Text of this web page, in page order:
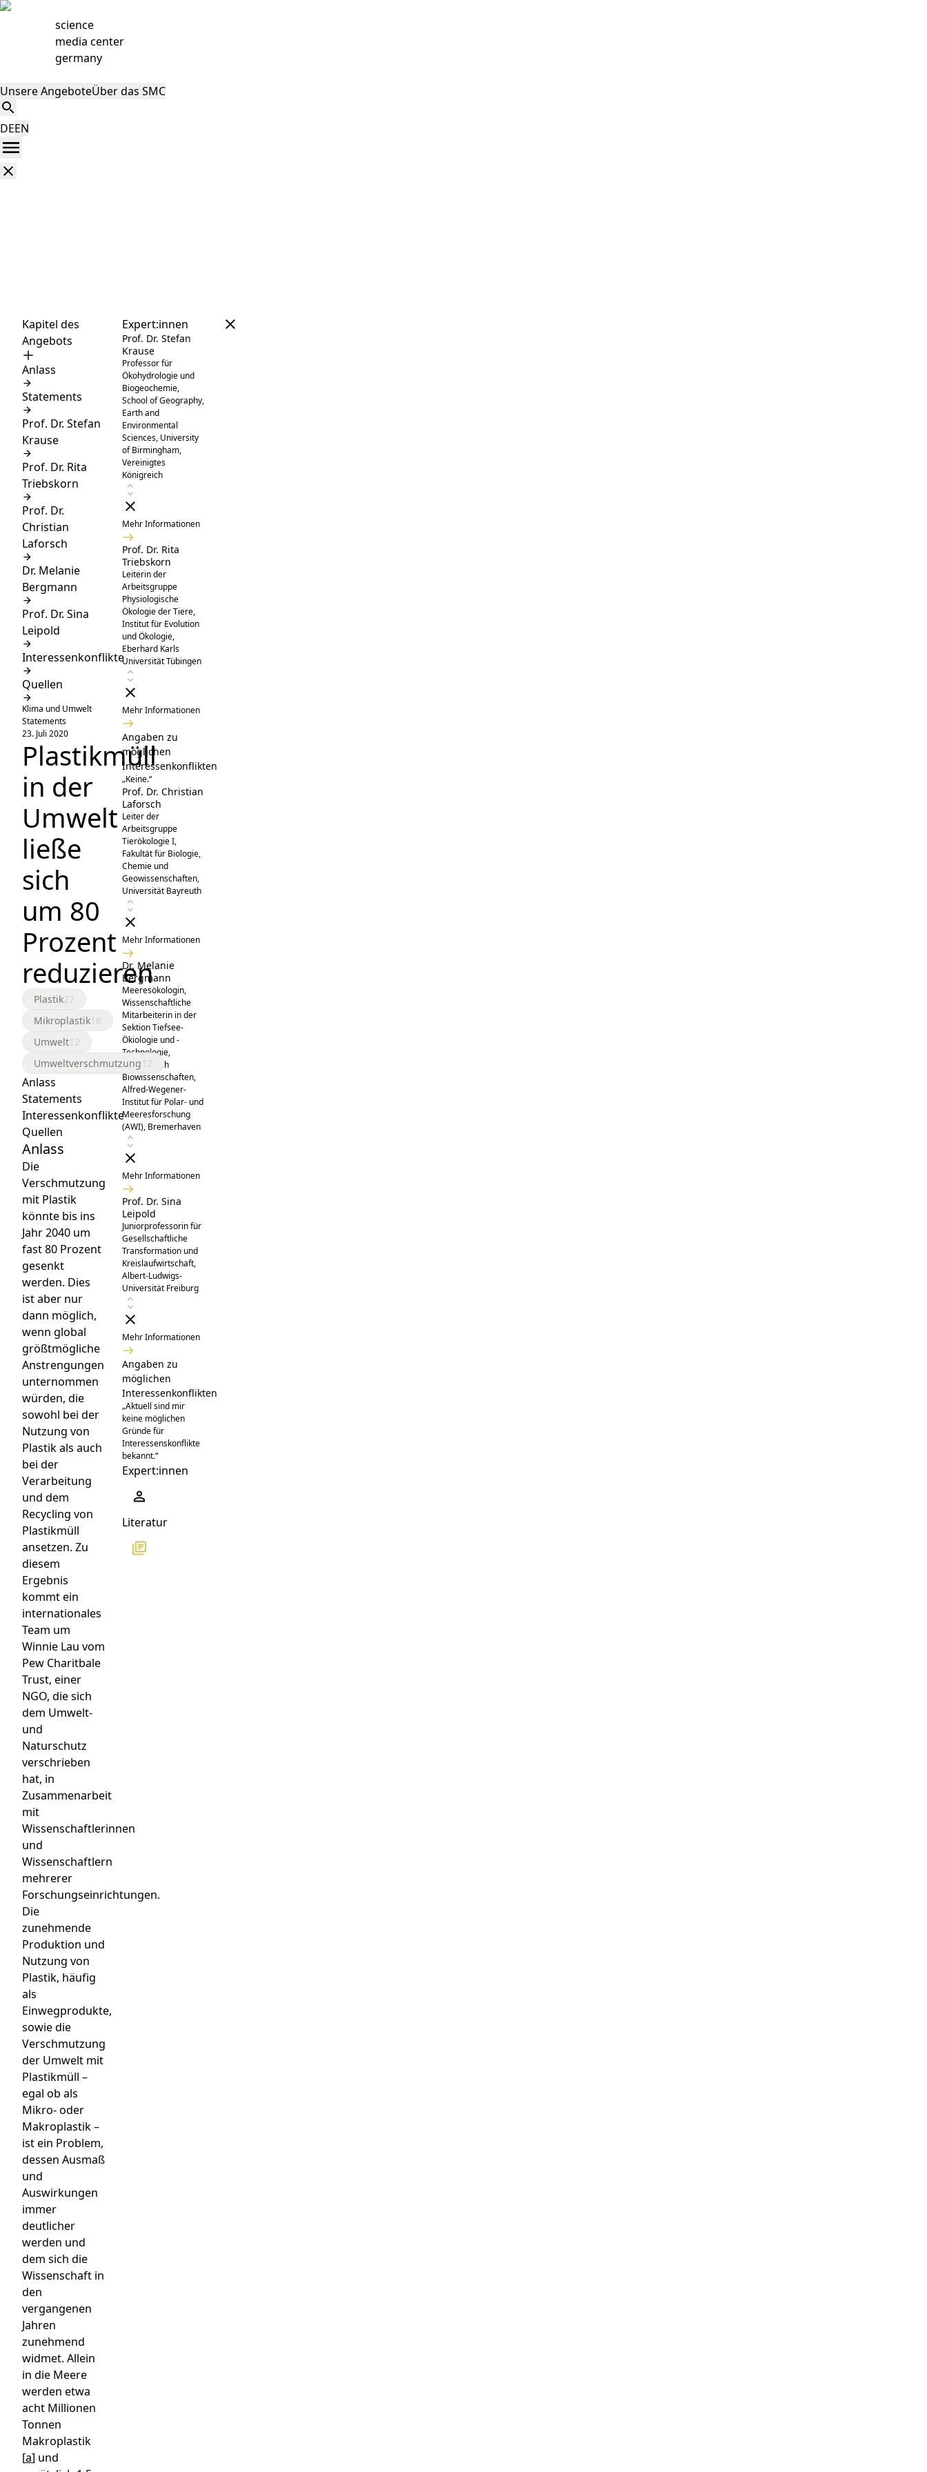
science
media center
germany
Unsere AngeboteÜber das SMC
DEEN
Kapitel des
Angebots
Anlass
Statements
Prof. Dr. Stefan
Krause
Prof. Dr. Rita
Triebskorn
Prof. Dr.
Christian
Laforsch
Dr. Melanie
Bergmann
Prof. Dr. Sina
Leipold
Interessenkonflikte
Quellen
Klima und Umwelt
Statements
23. Juli 2020
Plastikmüll
in der
Umwelt
ließe
sich
um 80
Prozent
reduzieren
Plastik27
Mikroplastik18
Umwelt12
Umweltverschmutzung12
Anlass
Statements
Interessenkonflikte
Quellen
Anlass
Die
Verschmutzung
mit Plastik
könnte bis ins
Jahr 2040 um
fast 80 Prozent
gesenkt
werden. Dies
ist aber nur
dann möglich,
wenn global
größtmögliche
Anstrengungen
unternommen
würden, die
sowohl bei der
Nutzung von
Plastik als auch
bei der
Verarbeitung
und dem
Recycling von
Plastikmüll
ansetzen. Zu
diesem
Ergebnis
kommt ein
internationales
Team um
Winnie Lau vom
Pew Charitbale
Trust, einer
NGO, die sich
dem Umwelt-
und
Naturschutz
verschrieben
hat, in
Zusammenarbeit
mit
Wissenschaftlerinnen
und
Wissenschaftlern
mehrerer
Forschungseinrichtungen.
Die
zunehmende
Produktion und
Nutzung von
Plastik, häufig
als
Einwegprodukte,
sowie die
Verschmutzung
der Umwelt mit
Plastikmüll –
egal ob als
Mikro- oder
Makroplastik –
ist ein Problem,
dessen Ausmaß
und
Auswirkungen
immer
deutlicher
werden und
dem sich die
Wissenschaft in
den
vergangenen
Jahren
zunehmend
widmet. Allein
in die Meere
werden etwa
acht Millionen
Tonnen
Makroplastik
[a] und
Expert:innen
Prof. Dr. Stefan
Krause
Professor für
Ökohydrologie und
Biogeochemie,
School of Geography,
Earth and
Environmental
Sciences, University
of Birmingham,
Vereinigtes
Königreich
Mehr Informationen
Prof. Dr. Rita
Triebskorn
Leiterin der
Arbeitsgruppe
Physiologische
Ökologie der Tiere,
Institut für Evolution
und Ökologie,
Eberhard Karls
Universität Tübingen
Mehr Informationen
Angaben zu
möglichen
Interessenkonflikten
„Keine.“
Prof. Dr. Christian
Laforsch
Leiter der
Arbeitsgruppe
Tierökologie I,
Fakultät für Biologie,
Chemie und
Geowissenschaften,
Universität Bayreuth
Mehr Informationen
Dr. Melanie
Bergmann
Meeresökologin,
Wissenschaftliche
Mitarbeiterin in der
Sektion Tiefsee-
Ökiologie und -
Technologie,
Fachbereich
Biowissenschaften,
Alfred-Wegener-
Institut für Polar- und
Meeresforschung
(AWI), Bremerhaven
Mehr Informationen
Prof. Dr. Sina
Leipold
Juniorprofessorin für
Gesellschaftliche
Transformation und
Kreislaufwirtschaft,
Albert-Ludwigs-
Universität Freiburg
Mehr Informationen
Angaben zu
möglichen
Interessenkonflikten
„Aktuell sind mir
keine möglichen
Gründe für
Interessenskonflikte
bekannt.“
Expert:innen
Literatur